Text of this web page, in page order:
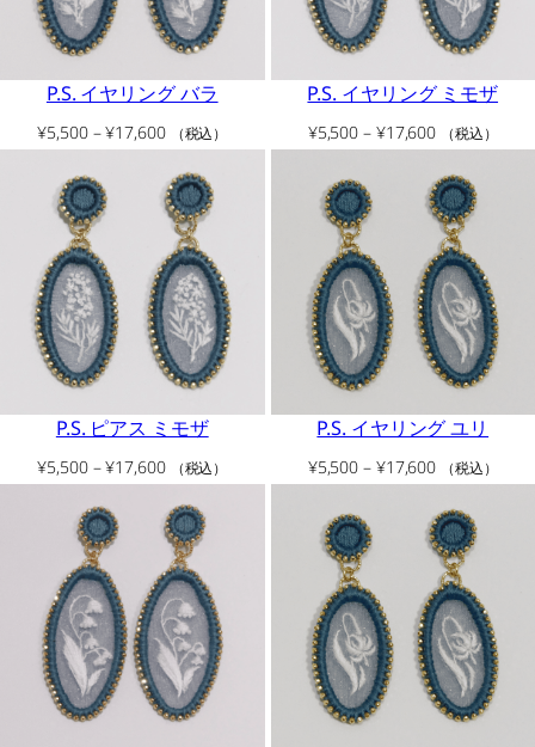
P.S. イヤリング バラ
¥5,500 –¥17,600価
格
帯:
¥5,500
–
¥17,600
（税込）
P.S. イヤリング ミモザ
¥5,500 – ¥17,600価
格
帯:
¥5,500
–
¥17,600
（税込）
P.S. ピアス ミモザ
¥5,500 –¥17,600価
格
帯:
¥5,500
–
¥17,600
（税込）
P.S. イヤリング ユリ
¥5,500 – ¥17,600価
格
帯:
¥5,500
–
¥17,600
（税込）